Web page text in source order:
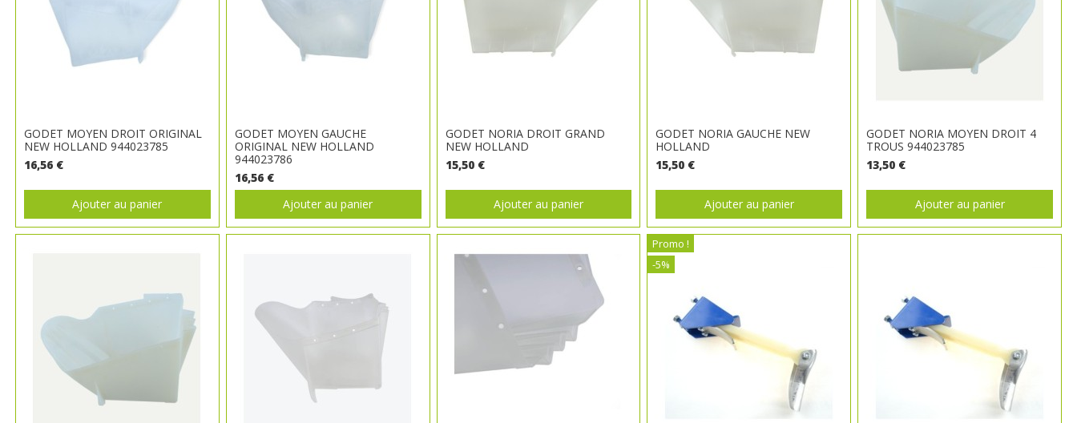
GODET MOYEN DROIT ORIGINAL
NEW HOLLAND 944023785
16,56 €
Ajouter au panier
GODET MOYEN GAUCHE
ORIGINAL NEW HOLLAND
944023786
16,56 €
Ajouter au panier
GODET NORIA DROIT GRAND
NEW HOLLAND
15,50 €
Ajouter au panier
GODET NORIA GAUCHE NEW
HOLLAND
15,50 €
Ajouter au panier
GODET NORIA MOYEN DROIT 4
TROUS 944023785
13,50 €
Ajouter au panier
Promo !
-5%